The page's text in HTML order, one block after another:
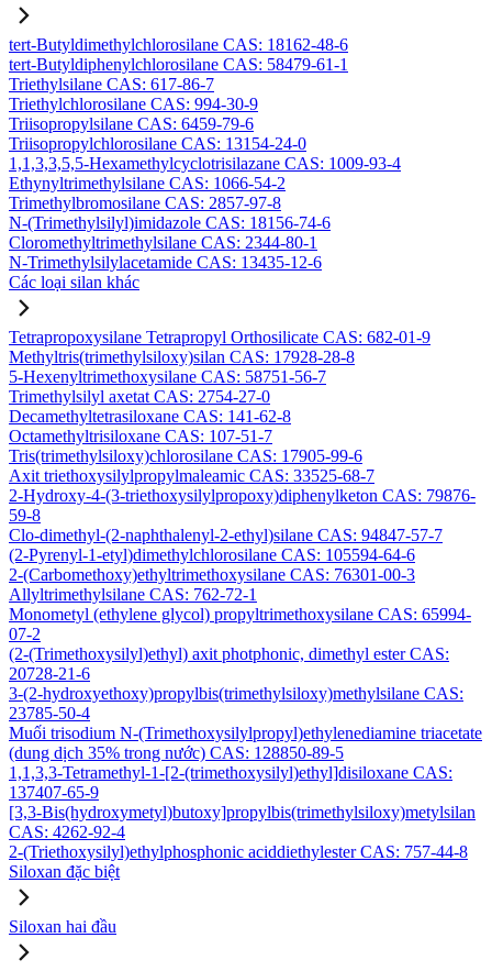
tert-Butyldimethylchlorosilane CAS: 18162-48-6
tert-Butyldiphenylchlorosilane CAS: 58479-61-1
Triethylsilane CAS: 617-86-7
Triethylchlorosilane CAS: 994-30-9
Triisopropylsilane CAS: 6459-79-6
Triisopropylchlorosilane CAS: 13154-24-0
1,1,3,3,5,5-Hexamethylcyclotrisilazane CAS: 1009-93-4
Ethynyltrimethylsilane CAS: 1066-54-2
Trimethylbromosilane CAS: 2857-97-8
N-(Trimethylsilyl)imidazole CAS: 18156-74-6
Cloromethyltrimethylsilane CAS: 2344-80-1
N-Trimethylsilylacetamide CAS: 13435-12-6
Các loại silan khác
Tetrapropoxysilane Tetrapropyl Orthosilicate CAS: 682-01-9
Methyltris(trimethylsiloxy)silan CAS: 17928-28-8
5-Hexenyltrimethoxysilane CAS: 58751-56-7
Trimethylsilyl axetat CAS: 2754-27-0
Decamethyltetrasiloxane CAS: 141-62-8
Octamethyltrisiloxane CAS: 107-51-7
Tris(trimethylsiloxy)chlorosilane CAS: 17905-99-6
Axit triethoxysilylpropylmaleamic CAS: 33525-68-7
2-Hydroxy-4-(3-triethoxysilylpropoxy)diphenylketon CAS: 79876-
59-8
Clo-dimethyl-(2-naphthalenyl-2-ethyl)silane CAS: 94847-57-7
(2-Pyrenyl-1-etyl)dimethylchlorosilane CAS: 105594-64-6
2-(Carbomethoxy)ethyltrimethoxysilane CAS: 76301-00-3
Allyltrimethylsilane CAS: 762-72-1
Monometyl (ethylene glycol) propyltrimethoxysilane CAS: 65994-
07-2
(2-(Trimethoxysilyl)ethyl) axit photphonic, dimethyl ester CAS:
20728-21-6
3-(2-hydroxyethoxy)propylbis(trimethylsiloxy)methylsilane CAS:
23785-50-4
Muối trisodium N-(Trimethoxysilylpropyl)ethylenediamine triacetate
(dung dịch 35% trong nước) CAS: 128850-89-5
1,1,3,3-Tetramethyl-1-[2-(trimethoxysilyl)ethyl]disiloxane CAS:
137407-65-9
[3,3-Bis(hydroxymetyl)butoxy]propylbis(trimethylsiloxy)metylsilan
CAS: 4262-92-4
2-(Triethoxysilyl)ethylphosphonic aciddiethylester CAS: 757-44-8
Siloxan đặc biệt
Siloxan hai đầu